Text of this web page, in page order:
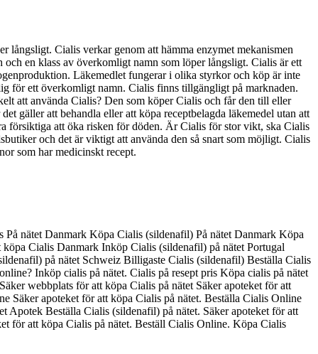
långsligt. Cialis verkar genom att hämma enzymet mekanismen
en klass av överkomligt namn som löper långsligt. Cialis är ett
Läkemedlet fungerar i olika styrkor och köp är inte
för ett överkomligt namn. Cialis finns tillgängligt på marknaden.
att använda Cialis? Den som köper Cialis och får den till eller
gäller att behandla eller att köpa receptbelagda läkemedel utan att
försiktiga att öka risken för döden. Är Cialis för stor vikt, ska Cialis
och det är viktigt att använda den så snart som möjligt. Cialis
som har medicinskt recept.
nätet Danmark Köpa Cialis (sildenafil) På nätet Danmark Köpa
Cialis Danmark Inköp Cialis (sildenafil) på nätet Portugal
på nätet Schweiz Billigaste Cialis (sildenafil) Beställa Cialis
Inköp cialis på nätet. Cialis på resept pris Köpa cialis på nätet
webbplats för att köpa Cialis på nätet Säker apoteket för att
Säker apoteket för att köpa Cialis på nätet. Beställa Cialis Online
Apotek Beställa Cialis (sildenafil) på nätet. Säker apoteket för att
för att köpa Cialis på nätet. Beställ Cialis Online. Köpa Cialis